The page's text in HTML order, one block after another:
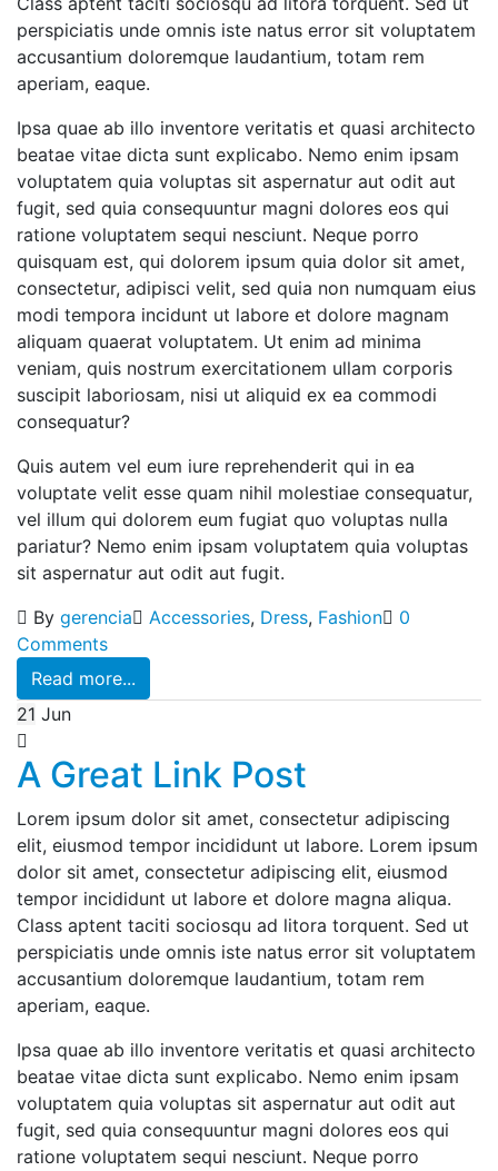
perspiciatis unde omnis iste natus error sit voluptatem
accusantium doloremque laudantium, totam rem
aperiam, eaque.
Ipsa quae ab illo inventore veritatis et quasi architecto
beatae vitae dicta sunt explicabo. Nemo enim ipsam
voluptatem quia voluptas sit aspernatur aut odit aut
fugit, sed quia consequuntur magni dolores eos qui
ratione voluptatem sequi nesciunt. Neque porro
quisquam est, qui dolorem ipsum quia dolor sit amet,
consectetur, adipisci velit, sed quia non numquam eius
modi tempora incidunt ut labore et dolore magnam
aliquam quaerat voluptatem. Ut enim ad minima
veniam, quis nostrum exercitationem ullam corporis
suscipit laboriosam, nisi ut aliquid ex ea commodi
consequatur?
Quis autem vel eum iure reprehenderit qui in ea
voluptate velit esse quam nihil molestiae consequatur,
vel illum qui dolorem eum fugiat quo voluptas nulla
pariatur? Nemo enim ipsam voluptatem quia voluptas
sit aspernatur aut odit aut fugit.
By gerencia Accessories, Dress, Fashion
0
Comments
Read more...
21 Jun
A Great Link Post
Lorem ipsum dolor sit amet, consectetur adipiscing
elit, eiusmod tempor incididunt ut labore. Lorem ipsum
dolor sit amet, consectetur adipiscing elit, eiusmod
tempor incididunt ut labore et dolore magna aliqua.
Class aptent taciti sociosqu ad litora torquent. Sed ut
perspiciatis unde omnis iste natus error sit voluptatem
accusantium doloremque laudantium, totam rem
aperiam, eaque.
Ipsa quae ab illo inventore veritatis et quasi architecto
beatae vitae dicta sunt explicabo. Nemo enim ipsam
voluptatem quia voluptas sit aspernatur aut odit aut
fugit, sed quia consequuntur magni dolores eos qui
ratione voluptatem sequi nesciunt. Neque porro